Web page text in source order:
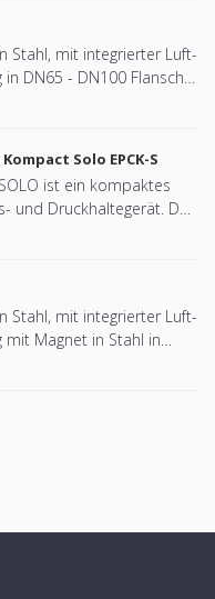
Stahl, mit integrierter Luft-
Solo EPCK-S
ist ein kompaktes
und Druckhaltegerät. Das
Stahl, mit integrierter Luft-
Magnet in Stahl in